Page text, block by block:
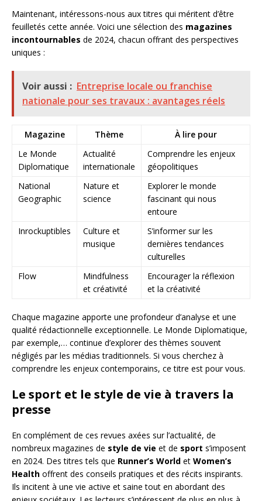
Maintenant, intéressons-nous aux titres qui méritent d’être
feuilletés cette année. Voici une sélection des magazines
incontournables de 2024, chacun offrant des perspectives
uniques :
Voir aussi : Entreprise locale ou franchise
nationale pour ses travaux : avantages réels
Magazine Thème
À lire pour
Le Monde
Diplomatique
Actualité
internationale
Comprendre les enjeux
géopolitiques
National
Geographic
Nature et
science
Explorer le monde
fascinant qui nous
entoure
Inrockuptibles
Culture et
musique
S’informer sur les
dernières tendances
culturelles
Flow
Mindfulness
et créativité
Encourager la réflexion
et la créativité
Chaque magazine apporte une profondeur d’analyse et une
qualité rédactionnelle exceptionnelle. Le Monde Diplomatique,
par exemple,… continue d’explorer des thèmes souvent
négligés par les médias traditionnels. Si vous cherchez à
comprendre les enjeux contemporains, ce titre est pour vous.
Le sport et le style de vie à travers la
presse
En complément de ces revues axées sur l’actualité, de
nombreux magazines de style de vie et de sport s’imposent
en 2024. Des titres tels que Runner’s World et Women’s
Health offrent des conseils pratiques et des récits inspirants.
Ils incitent à une vie active et saine tout en abordant des